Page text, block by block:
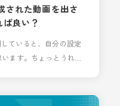
された動画を出さ
良い？
ていると、自分の設定
ます。ちょっとうれし
特にP-MAX。昨今はAI